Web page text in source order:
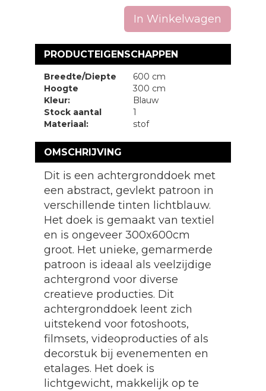
In Winkelwagen
PRODUCTEIGENSCHAPPEN
Breedte/Diepte
600 cm
Hoogte
300 cm
Kleur:
Blauw
Stock aantal
1
Materiaal:
stof
OMSCHRIJVING
Dit is een achtergronddoek met
een abstract, gevlekt patroon in
verschillende tinten lichtblauw.
Het doek is gemaakt van textiel
en is ongeveer 300x600cm
groot. Het unieke, gemarmerde
patroon is ideaal als veelzijdige
achtergrond voor diverse
creatieve producties. Dit
achtergronddoek leent zich
uitstekend voor fotoshoots,
filmsets, videoproducties of als
decorstuk bij evenementen en
etalages. Het doek is
lichtgewicht, makkelijk op te